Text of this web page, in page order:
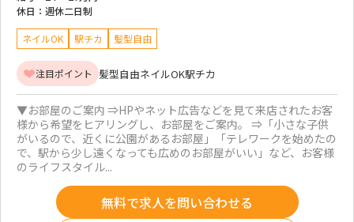
休日： 週休二日制
ネイルOK 駅チカ 髪型自由
注目ポイント 髪型自由ネイルOK駅チカ
▼お部屋のご案内 ⇒HPやネット広告などを見て来店されたお客
様から希望をヒアリングし、お部屋をご案内。 ⇒「小さな子供
がいるので、近くに公園があるお部屋」「テレワークを始めたの
で、駅から少し遠くなっても広めのお部屋がいい」など、お客様
のライフスタイル...
無料で求人を問い合わせる